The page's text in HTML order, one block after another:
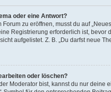
oder eine Antwort?
zu eröffnen, musst du auf
Registrierung erforderlich ist,
aufgelistet. Z. B. „Du darfst neue
oder löschen?
Moderator bist, kannst du nur